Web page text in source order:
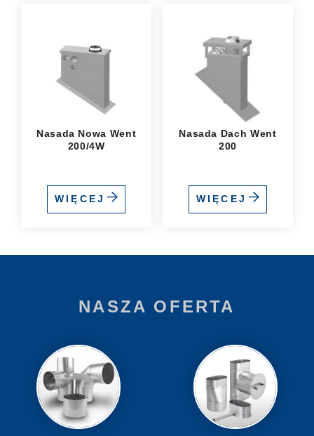
Nasada Nowa Went
200/4W
WIĘCEJ
Nasada Dach Went
200
WIĘCEJ
NASZA OFERTA